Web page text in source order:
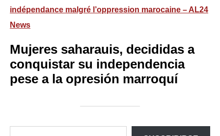
indépendance malgré l’oppression marocaine – AL24
News
Mujeres saharauis, decididas a
conquistar su independencia
pese a la opresión marroquí